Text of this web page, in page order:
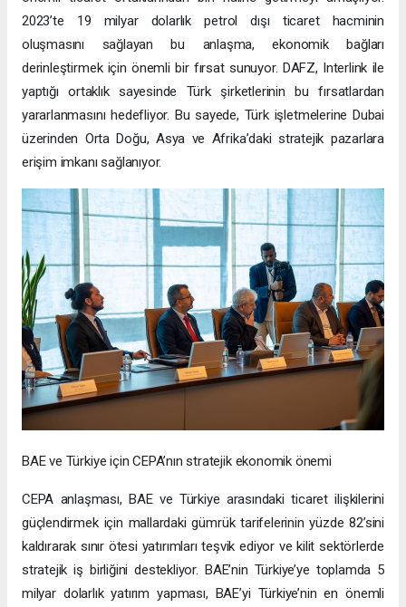
2023’te 19 milyar dolarlık petrol dışı ticaret hacminin
oluşmasını sağlayan bu anlaşma, ekonomik bağları
derinleştirmek için önemli bir fırsat sunuyor. DAFZ, Interlink ile
yaptığı ortaklık sayesinde Türk şirketlerinin bu fırsatlardan
yararlanmasını hedefliyor. Bu sayede, Türk işletmelerine Dubai
üzerinden Orta Doğu, Asya ve Afrika’daki stratejik pazarlara
erişim imkanı sağlanıyor.
BAE ve Türkiye için CEPA’nın stratejik ekonomik önemi
CEPA anlaşması, BAE ve Türkiye arasındaki ticaret ilişkilerini
güçlendirmek için mallardaki gümrük tarifelerinin yüzde 82’sini
kaldırarak sınır ötesi yatırımları teşvik ediyor ve kilit sektörlerde
stratejik iş birliğini destekliyor. BAE’nin Türkiye’ye toplamda 5
milyar dolarlık yatırım yapması, BAE’yi Türkiye’nin en önemli